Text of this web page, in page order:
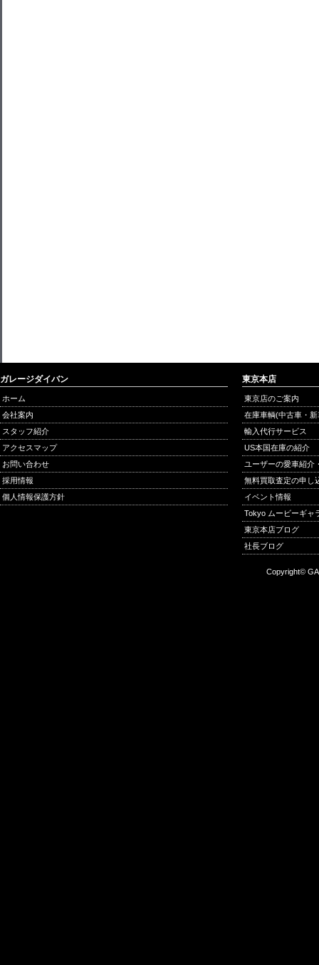
ガレージダイバン
ホーム
会社案内
スタッフ紹介
アクセスマップ
お問い合わせ
採用情報
個人情報保護方針
東京本店
東京店のご案内
在庫車輌(中古車・
輸入代行サービス
US本国在庫の紹介
ユーザーの愛車紹介
無料買取査定の申し
イベント情報
Tokyo ムービーギャ
東京本店ブログ
社長ブログ
Copyright©